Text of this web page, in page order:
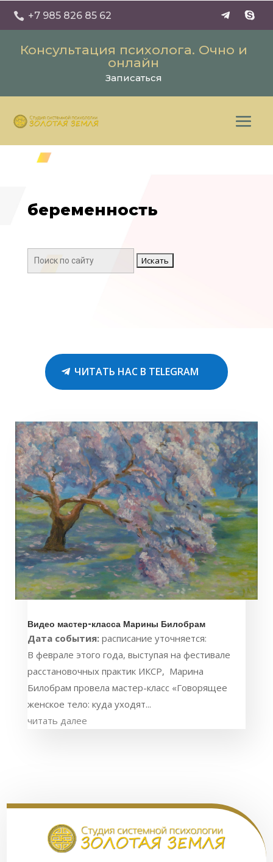
 +7 985 826 85 62
Консультация психолога. Очно и
онлайн
Записаться
беременность
Поиск:
ЧИТАТЬ НАС В TELEGRAM
Видео мастер-класса Марины Билобрам
Дата события: расписание уточняется:
В феврале этого года, выступая на фестивале
расстановочных практик ИКСР, Марина
Билобрам провела мастер-класс «Говорящее
женское тело: куда уходят...
читать далее